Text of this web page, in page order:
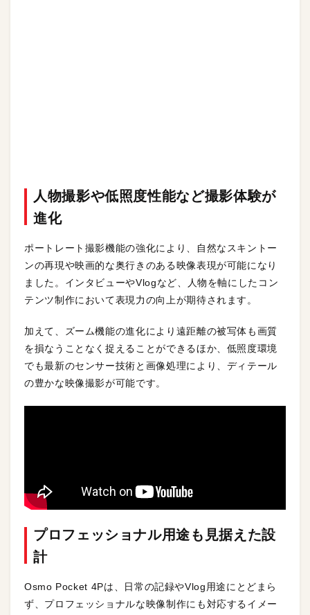
人物撮影や低照度性能など撮影体験が
進化
ポートレート撮影機能の強化により、自然なスキントー
ンの再現や映画的な奥行きのある映像表現が可能になり
ました。インタビューやVlogなど、人物を軸にしたコン
テンツ制作において表現力の向上が期待されます。
加えて、ズーム機能の進化により遠距離の被写体も画質
を損なうことなく捉えることができるほか、低照度環境
でも最新のセンサー技術と画像処理により、ディテール
の豊かな映像撮影が可能です。
プロフェッショナル用途も見据えた設
計
Osmo Pocket 4Pは、日常の記録やVlog用途にとどまら
ず、プロフェッショナルな映像制作にも対応するイメー